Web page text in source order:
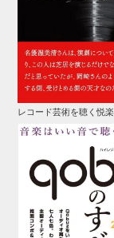
レコード芸術を聴く悦楽